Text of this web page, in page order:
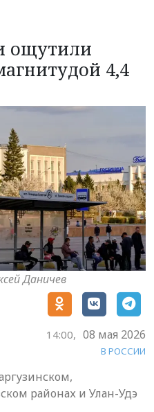
ощутили
4,4
Даничев
14:00, 08 мая 2026
В РОССИИ
районах и Улан-Удэ